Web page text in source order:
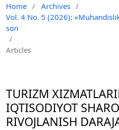
Home / Archives /
Vol. 4 No. 5 (2026):
son
/
Articles
TURIZM
IQTISODIYOT
RIVOJLANISH